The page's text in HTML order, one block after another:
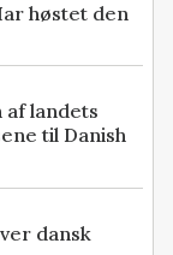
høstet den
af landets
til Danish
dansk